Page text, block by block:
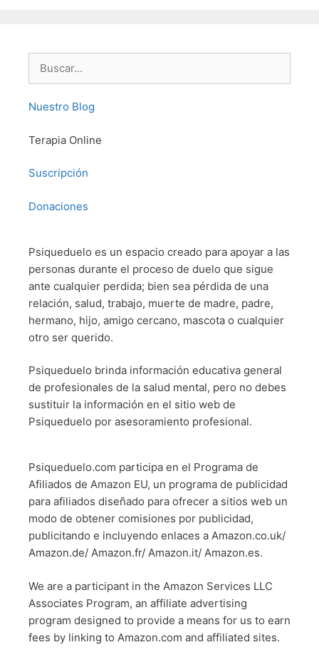
Nuestro Blog
Terapia Online
Suscripción
Donaciones
Psiqueduelo es un espacio creado para apoyar a las
personas durante el proceso de duelo que sigue
ante cualquier perdida; bien sea pérdida de una
relación, salud, trabajo, muerte de madre, padre,
hermano, hijo, amigo cercano, mascota o cualquier
otro ser querido.
Psiqueduelo brinda información educativa general
de profesionales de la salud mental, pero no debes
sustituir la información en el sitio web de
Psiqueduelo por asesoramiento profesional.
Psiqueduelo.com participa en el Programa de
Afiliados de Amazon EU, un programa de publicidad
para afiliados diseñado para ofrecer a sitios web un
modo de obtener comisiones por publicidad,
publicitando e incluyendo enlaces a Amazon.co.uk/
Amazon.de/ Amazon.fr/ Amazon.it/ Amazon.es.
We are a participant in the Amazon Services LLC
Associates Program, an affiliate advertising
program designed to provide a means for us to earn
fees by linking to Amazon.com and affiliated sites.